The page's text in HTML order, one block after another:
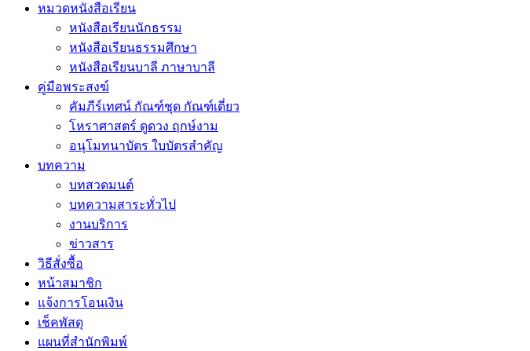
หมวดหนังสือเรียน
หนังสือเรียนนักธรรม
หนังสือเรียนธรรมศึกษา
หนังสือเรียนบาลี ภาษาบาลี
คู่มือพระสงฆ์
คัมภีร์เทศน์ กัณฑ์ชุด กัณฑ์เดี่ยว
โหราศาสตร์ ดูดวง ฤกษ์งาม
อนุโมทนาบัตร ใบบัตรสำคัญ
บทความ
บทสวดมนต์
บทความสาระทั่วไป
งานบริการ
ข่าวสาร
วิธีสั่งซื้อ
หน้าสมาชิก
แจ้งการโอนเงิน
เช็คพัสดุ
แผนที่สำนักพิมพ์